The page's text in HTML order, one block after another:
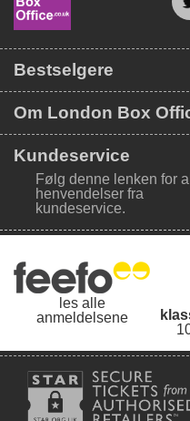
Bestill nå og gjør deg
tretti årene.
Bestselgere
Om London Box
Kundeservice
Følg denne lenken for
henvendelser fra
kundeservice.
les alle
anmeldelsene